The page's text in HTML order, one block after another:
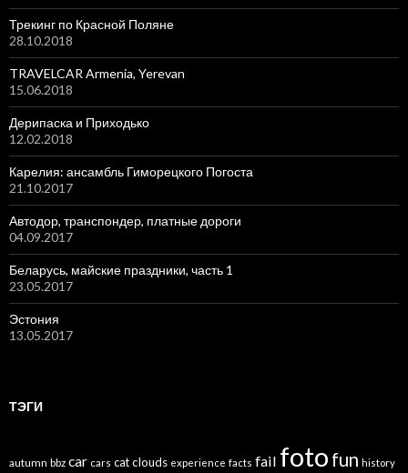
Трекинг по Красной Поляне
28.10.2018
TRAVELCAR Armenia, Yerevan
15.06.2018
Дерипаска и Приходько
12.02.2018
Карелия: ансамбль Гиморецкого Погоста
21.10.2017
Автодор, транспондер, платные дороги
04.09.2017
Беларусь, майские праздники, часть 1
23.05.2017
Эстония
13.05.2017
ТЭГИ
autumn bbz car cars catclouds experience facts fail foto fun history